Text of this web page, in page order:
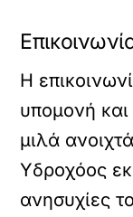
Η
υπομονή και
μιλά
Υδροχόος
ανησυχίες